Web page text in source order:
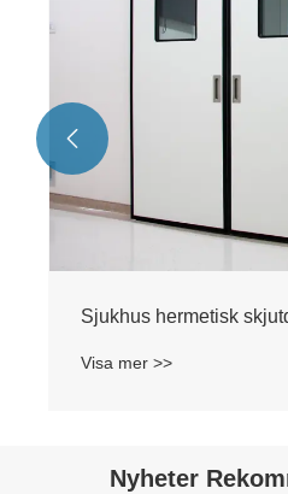
Sjukhus hermetisk
Visa mer >>

Nyheter